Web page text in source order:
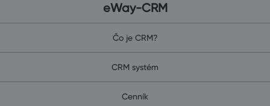
eWay-CRM
Čo je CRM?
CRM systém
Cenník